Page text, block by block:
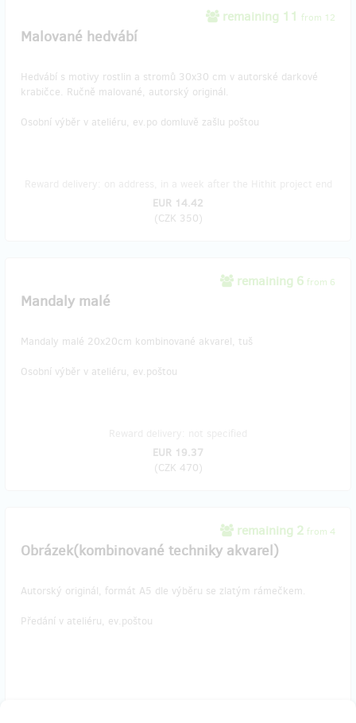
remaining 11 from 12
Malované hedvábí
Hedvábí s motivy rostlin a stromů 30x30 cm v autorské darkové
krabičce. Ručně malované, autorský originál.
Osobní výběr v ateliéru, ev.po domluvě zašlu poštou
EUR 14.42
(CZK 350)
remaining 6 from 6
Mandaly malé
Mandaly malé 20x20cm kombinované akvarel, tuš
Osobní výběr v ateliéru, ev.poštou
EUR 19.37
(CZK 470)
remaining 2 from 4
Obrázek(kombinované techniky akvarel)
Autorský originál, formát A5 dle výběru se zlatým rámečkem.
Předání v ateliéru, ev.poštou